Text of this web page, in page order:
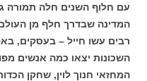
עם חלוף השנים חלה תמורה
המדינה שבדרך חלף מן
רבים עשו חייל – בעסקים,
השכונות יצאו כמה אנשים
המחזאי חנוך לוין, שחקן